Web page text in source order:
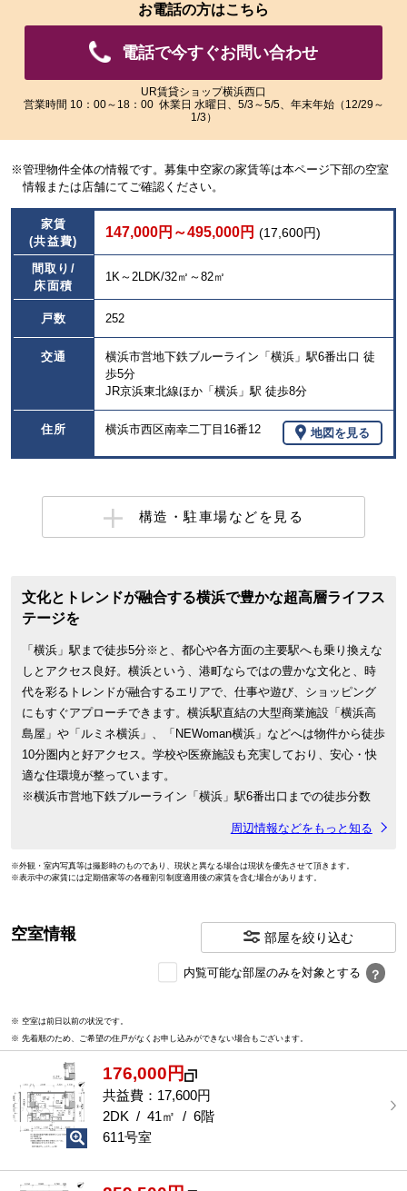
い
だ
ま
す。
い
だ
ま
お電話の方はこちら
電話で今すぐお問い合わせ
UR賃貸ショップ横浜西口
営業時間 10：00～18：00 休業日 水曜日、5/3～5/5、年末年始（12/29～
1/3）
※管理物件全体の情報です。募集中空家の家賃等は本ページ下部の空室
情報または店舗にてご確認ください。
家賃
(共益費)
147,000円～495,000円 (17,600円)
間取り/
床面積
1K～2LDK/32㎡～82㎡
戸数 252
交通
横浜市営地下鉄ブルーライン「横浜」駅6番出口 徒
歩5分
JR京浜東北線ほか「横浜」駅 徒歩8分
住所 横浜市西区南幸二丁目16番12 地図を見る
構造・駐車場などを見る
文化とトレンドが融合する横浜で豊かな超高層ライフス
テージを
「横浜」駅まで徒歩5分※と、都心や各方面の主要駅へも乗り換えな
しとアクセス良好。横浜という、港町ならではの豊かな文化と、時
代を彩るトレンドが融合するエリアで、仕事や遊び、ショッピング
にもすぐアプローチできます。横浜駅直結の大型商業施設「横浜高
島屋」や「ルミネ横浜」、「NEWoman横浜」などへは物件から徒歩
10分圏内と好アクセス。学校や医療施設も充実しており、安心・快
適な住環境が整っています。
※横浜市営地下鉄ブルーライン「横浜」駅6番出口までの徒歩分数
周辺情報などをもっと知る
※外観・室内写真等は撮影時のものであり、現状と異なる場合は現状を優先させて頂きます。
※表示中の家賃には定期借家等の各種割引制度適用後の家賃を含む場合があります。
空室情報 部屋を絞り込む
な
屋
を
選
内覧可能な部屋のみを対象とする ？
※ 空室は前日以前の状況です。
※ 先着順のため、ご希望の住戸がなくお申し込みができない場合もございます。
176,000円
共益費：17,600円
2DK / 41㎡ / 6階
611号室